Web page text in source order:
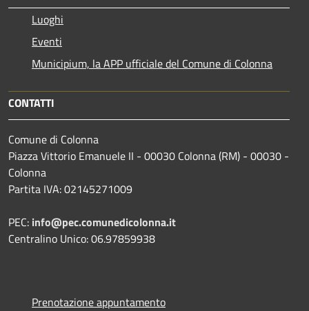
Luoghi
Eventi
Municipium, la APP ufficiale del Comune di Colonna
CONTATTI
Comune di Colonna
Piazza Vittorio Emanuele II - 00030 Colonna (RM) - 00030 -
Colonna
Partita IVA: 02145271009
PEC: info@pec.comunedicolonna.it
Centralino Unico: 06.97859938
Prenotazione appuntamento